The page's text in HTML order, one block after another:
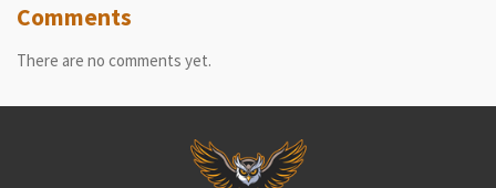
Comments
There are no comments yet.